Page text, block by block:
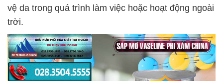
vệ da trong quá trình làm việc hoặc hoạt động ngoài
trời.